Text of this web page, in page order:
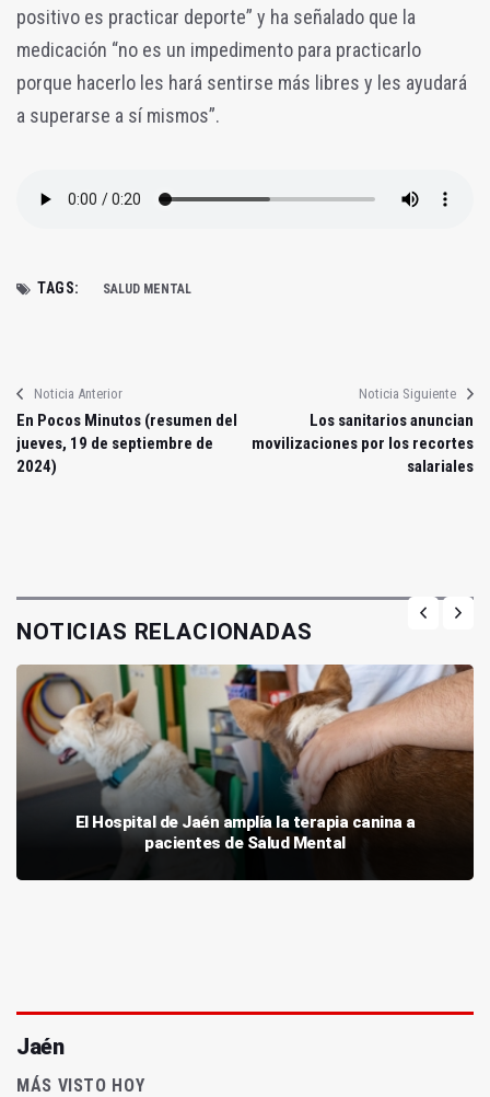
positivo es practicar deporte” y ha señalado que la
medicación “no es un impedimento para practicarlo
porque hacerlo les hará sentirse más libres y les ayudará
a superarse a sí mismos”.
TAGS: SALUD MENTAL
Noticia Anterior
En Pocos Minutos (resumen del
jueves, 19 de septiembre de
2024)
Noticia Siguiente
Los sanitarios anuncian
movilizaciones por los recortes
salariales
NOTICIAS RELACIONADAS
El Hospital de Jaén amplía la terapia canina a
pacientes de Salud Mental
Jaén
MÁS VISTO HOY